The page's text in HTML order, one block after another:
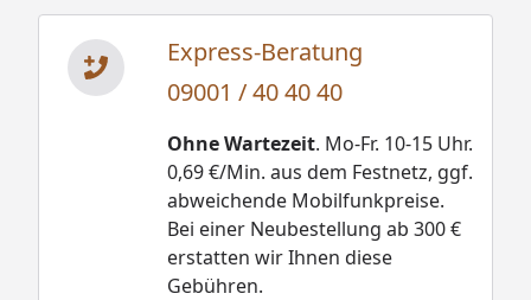
Express-Beratung
09001 / 40 40 40
Ohne Wartezeit. Mo-Fr. 10-15 Uhr.
0,69 €/Min. aus dem Festnetz, ggf.
abweichende Mobilfunkpreise.
Bei einer Neubestellung ab 300 €
erstatten wir Ihnen diese
Gebühren.